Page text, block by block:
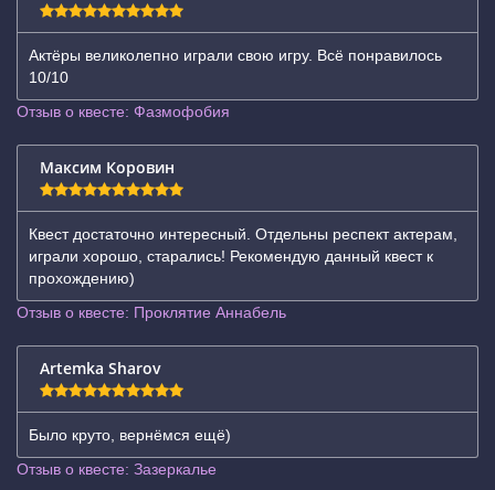
Актёры великолепно играли свою игру. Всё понравилось
10/10
Отзыв о квесте: Фазмофобия
Максим Коровин
Квест достаточно интересный. Отдельны респект актерам,
играли хорошо, старались! Рекомендую данный квест к
прохождению)
Отзыв о квесте: Проклятие Аннабель
Artemka Sharov
Было круто, вернёмся ещё)
Отзыв о квесте: Зазеркалье